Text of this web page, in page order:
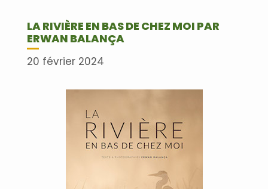
LA RIVIÈRE EN BAS DE CHEZ MOI PAR
ERWAN BALANÇA
20 février 2024